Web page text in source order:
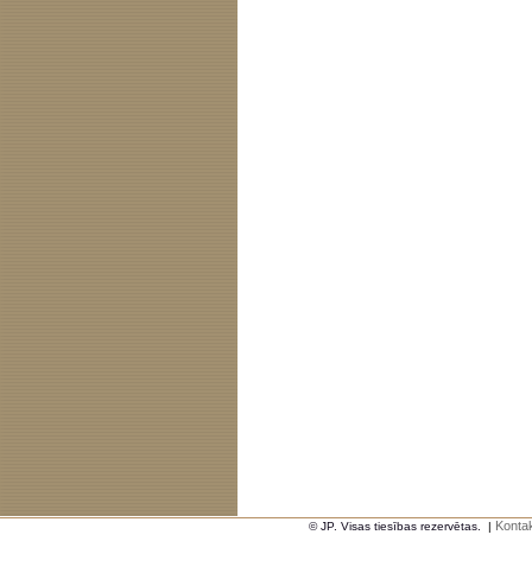
© JP. Visas tiesības rezervētas. |